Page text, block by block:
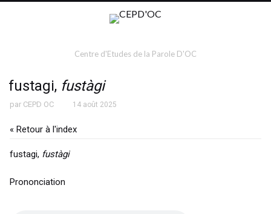
Centre d'Etudes de la Parole D'OC
fustagi, fustàgi
par CEPD OC 14 août 2025
« Retour à l'index
fustagi, fustàgi
Prononciation